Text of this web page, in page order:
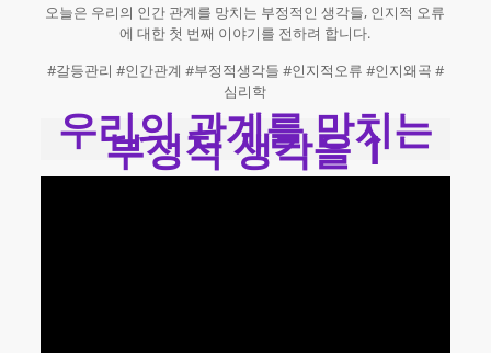
오늘은 우리의 인간 관계를 망치는 부정적인 생각들, 인지적 오류
에 대한 첫 번째 이야기를 전하려 합니다.
#갈등관리 #인간관계 #부정적생각들 #인지적오류 #인지왜곡 #
심리학
우리의 관계를 망치는
부정적 생각들 1